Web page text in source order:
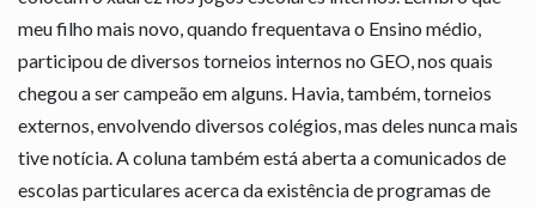
meu filho mais novo, quando frequentava o Ensino médio,
participou de diversos torneios internos no GEO, nos quais
chegou a ser campeão em alguns. Havia, também, torneios
externos, envolvendo diversos colégios, mas deles nunca mais
tive notícia. A coluna também está aberta a comunicados de
escolas particulares acerca da existência de programas de